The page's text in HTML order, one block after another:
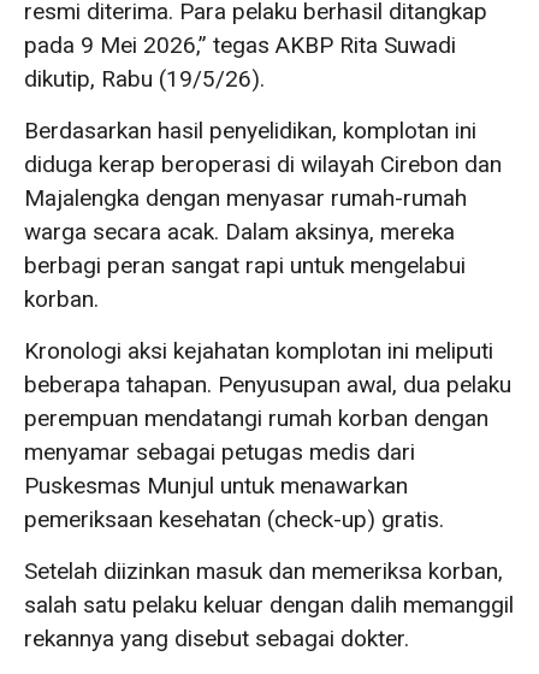
resmi diterima. Para pelaku berhasil ditangkap
pada 9 Mei 2026,” tegas AKBP Rita Suwadi
dikutip, Rabu (19/5/26).
Berdasarkan hasil penyelidikan, komplotan ini
diduga kerap beroperasi di wilayah Cirebon dan
Majalengka dengan menyasar rumah-rumah
warga secara acak. Dalam aksinya, mereka
berbagi peran sangat rapi untuk mengelabui
korban.
Kronologi aksi kejahatan komplotan ini meliputi
beberapa tahapan. Penyusupan awal, dua pelaku
perempuan mendatangi rumah korban dengan
menyamar sebagai petugas medis dari
Puskesmas Munjul untuk menawarkan
pemeriksaan kesehatan (check-up) gratis.
Setelah diizinkan masuk dan memeriksa korban,
salah satu pelaku keluar dengan dalih memanggil
rekannya yang disebut sebagai dokter.